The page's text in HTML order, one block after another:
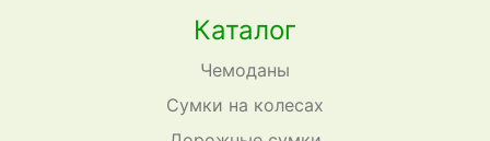
Каталог
Чемоданы
Сумки на колесах